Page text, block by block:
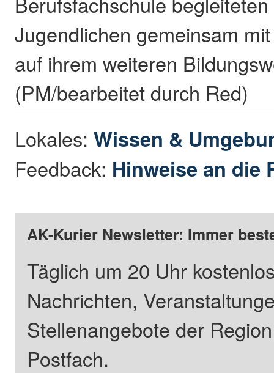
Jugendlichen gemeinsam
auf ihrem weiteren
(PM/bearbeitet durch Red)
Lokales:Wissen &
Feedback: Hinweise an die
AK-Kurier Newsletter: Immer
Täglich um 20 Uhr
Nachrichten,
Stellenangebote der
Postfach.